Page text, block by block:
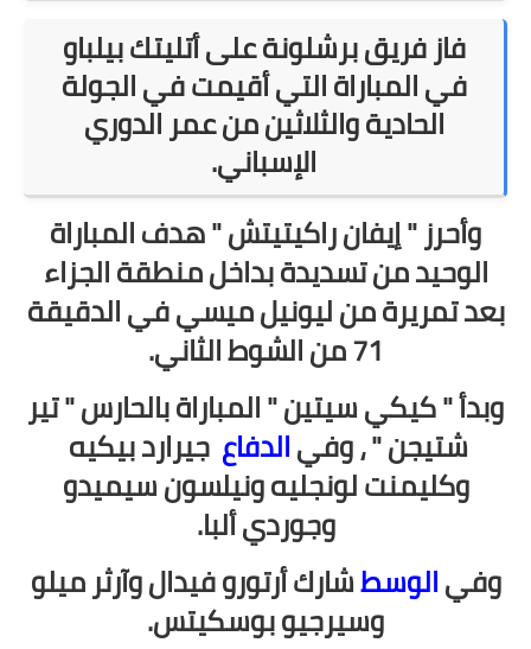
فاز فريق برشلونة على أتليتك بيلباو
في المباراة التي أقيمت في الجولة
الحادية والثلاثين من عمر الدوري
الإسباني.
وأحرز " إيفان راكيتيتش " هدف المباراة
الوحيد من تسديدة بداخل منطقة الجزاء
بعد تمريرة من ليونيل ميسي في الدقيقة
71 من الشوط الثاني.
وبدأ " كيكي سيتين " المباراة بالحارس " تير
شتيجن " ، وفيالدفاع جيرارد بيكيه
وكليمنت لونجليه ونيلسون سيميدو
وجوردي ألبا.
وفيالوسطشارك أرتورو فيدال وآرثر ميلو
وسيرجيو بوسكيتس.